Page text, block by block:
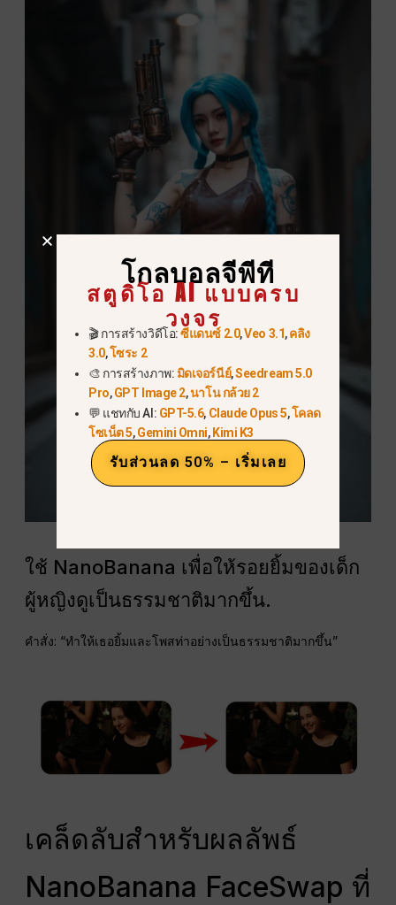
ใช้ NanoBanana เพื่อให้รอยยิ้มของเด็ก
ผู้หญิงดูเป็นธรรมชาติมากขึ้น.
คำสั่ง: “ทำให้เธอยิ้มและโพสท่าอย่างเป็นธรรมชาติมากขึ้น”
เคล็ดลับสำหรับผลลัพธ์
NanoBanana FaceSwap ที่
โกลบอลจีพีที
สตูดิโอ AI แบบครบ
วงจร
🎬 การสร้างวิดีโอ:ซีแดนซ์ 2.0,Veo 3.1,คลิง
3.0,โซระ 2
🎨 การสร้างภาพ: มิดเจอร์นีย์,Seedream 5.0
Pro,GPT Image 2,นาโน กล้วย 2
💬 แชทกับ AI: GPT-5.6, Claude Opus 5,โคลด
โซเน็ต 5,Gemini Omni,Kimi K3
รับส่วนลด 50% – เริ่มเลย